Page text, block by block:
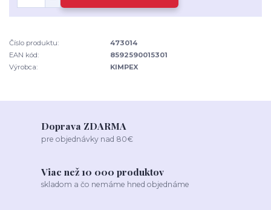
Číslo produktu:
473014
EAN kód:
8592590015301
Výrobca:
KIMPEX
Doprava ZDARMA
pre objednávky nad 80€
Viac než 10 000 produktov
skladom a čo nemáme hned objednáme